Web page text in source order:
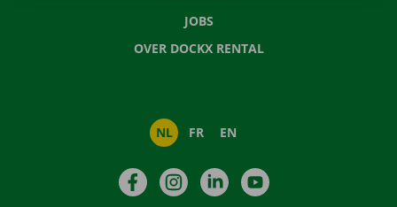
JOBS
OVER DOCKX RENTAL
NL FR EN
FacebookInstagramLinkedIn